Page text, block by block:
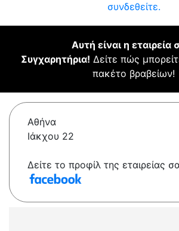
συνδεθείτε.
Αυτή είναι η εταιρεία
Συγχαρητήρια! Δείτε πώς
πακέτο βραβείων!
Αθήνα
Ιάκχου 22
Δείτε το προφίλ της εταιρείας